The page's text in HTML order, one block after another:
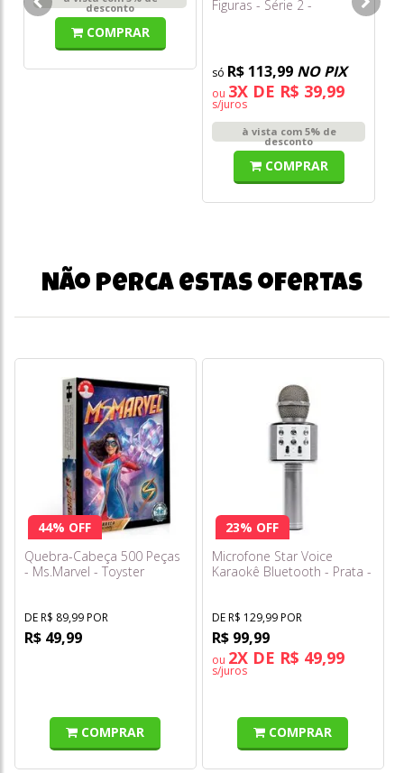
desconto
COMPRAR
Figuras - Série 2 -
R$ 113,99 NO PIX
ou 3X DE R$ 39,99
s/juros
à vista com 5% de
desconto
COMPRAR
Não perca estas ofertas
44% OFF
Quebra-Cabeça 500 Peças
- Ms.Marvel - Toyster
DE R$ 89,99 POR
R$ 49,99
COMPRAR
23% OFF
Microfone Star Voice
Karaokê Bluetooth - Prata -
DE R$ 129,99 POR
R$ 99,99
ou 2X DE R$ 49,99
s/juros
COMPRAR